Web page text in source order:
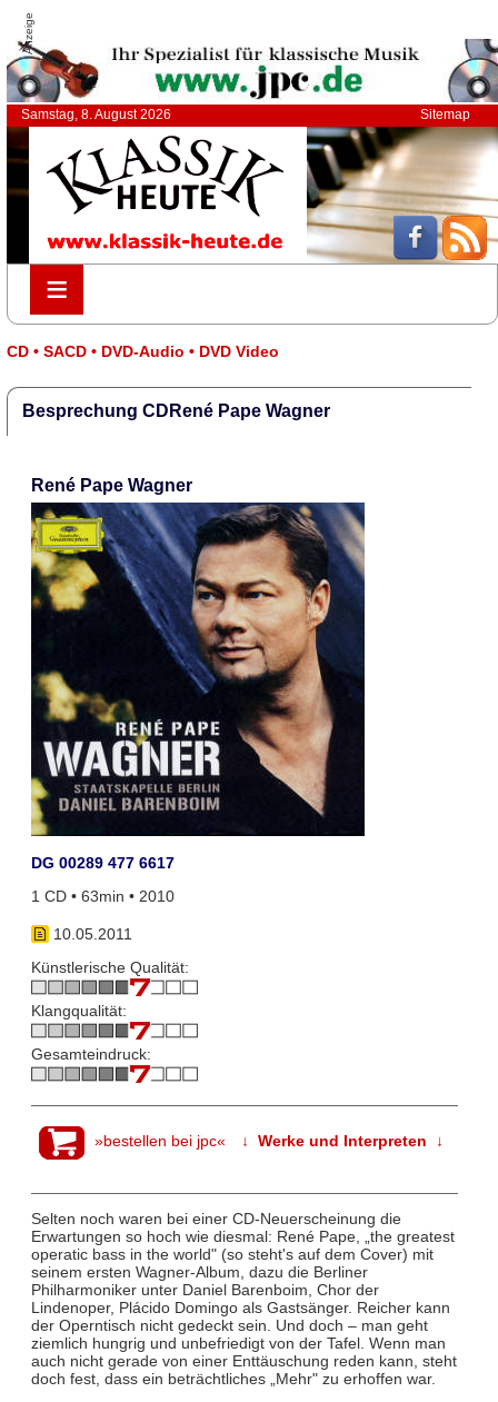
Anzeige
Samstag, 8. August 2026 Sitemap
≡
≡
CD • SACD • DVD-Audio • DVD Video
Besprechung CDRené Pape Wagner
René Pape Wagner
DG 00289 477 6617
1 CD • 63min • 2010
10.05.2011
Künstlerische Qualität:
Klangqualität:
Gesamteindruck:
»bestellen bei jpc« ↓ Werke und Interpreten ↓
Selten noch waren bei einer CD-Neuerscheinung die
Erwartungen so hoch wie diesmal: René Pape, „the greatest
operatic bass in the world" (so steht's auf dem Cover) mit
seinem ersten Wagner-Album, dazu die Berliner
Philharmoniker unter Daniel Barenboim, Chor der
Lindenoper, Plácido Domingo als Gastsänger. Reicher kann
der Operntisch nicht gedeckt sein. Und doch – man geht
ziemlich hungrig und unbefriedigt von der Tafel. Wenn man
auch nicht gerade von einer Enttäuschung reden kann, steht
doch fest, dass ein beträchtliches „Mehr" zu erhoffen war.